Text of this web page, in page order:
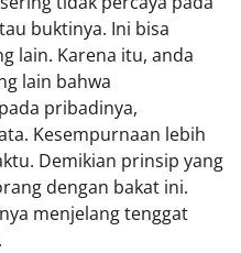
buktinya. Ini bisa
lain. Karena itu, anda
lain bahwa
pribadinya,
Kesempurnaan lebih
Demikian prinsip yang
dengan bakat ini.
menjelang tenggat